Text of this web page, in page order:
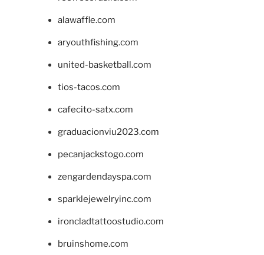
alawaffle.com
aryouthfishing.com
united-basketball.com
tios-tacos.com
cafecito-satx.com
graduacionviu2023.com
pecanjackstogo.com
zengardendayspa.com
sparklejewelryinc.com
ironcladtattoostudio.com
bruinshome.com